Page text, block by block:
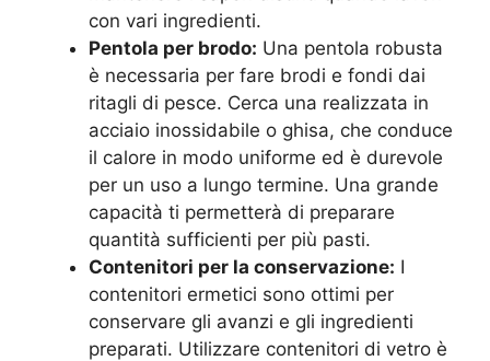
con vari ingredienti.
Pentola per brodo: Una pentola robusta
è necessaria per fare brodi e fondi dai
ritagli di pesce. Cerca una realizzata in
acciaio inossidabile o ghisa, che conduce
il calore in modo uniforme ed è durevole
per un uso a lungo termine. Una grande
capacità ti permetterà di preparare
quantità sufficienti per più pasti.
Contenitori per la conservazione: I
contenitori ermetici sono ottimi per
conservare gli avanzi e gli ingredienti
preparati. Utilizzare contenitori di vetro è